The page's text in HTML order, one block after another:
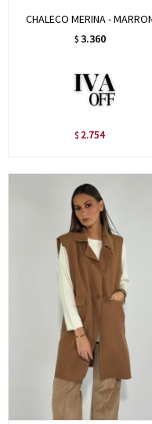
CHALECO MERINA -
$ 3.360
$ 2.754